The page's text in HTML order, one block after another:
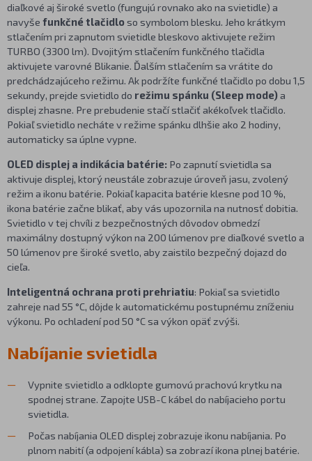
diaľkové aj široké svetlo (fungujú rovnako ako na svietidle) a
navyše funkčné tlačidlo so symbolom blesku. Jeho krátkym
stlačením pri zapnutom svietidle bleskovo aktivujete režim
TURBO (3300 lm). Dvojitým stlačením funkčného tlačidla
aktivujete varovné Blikanie. Ďalším stlačením sa vrátite do
predchádzajúceho režimu. Ak podržíte funkčné tlačidlo po dobu 1,5
sekundy, prejde svietidlo do režimu spánku (Sleep mode)a
displej zhasne. Pre prebudenie stačí stlačiť akékoľvek tlačidlo.
Pokiaľ svietidlo necháte v režime spánku dlhšie ako 2 hodiny,
automaticky sa úplne vypne.
OLED displej a indikácia batérie: Po zapnutí svietidla sa
aktivuje displej, ktorý neustále zobrazuje úroveň jasu, zvolený
režim a ikonu batérie. Pokiaľ kapacita batérie klesne pod 10 %,
ikona batérie začne blikať, aby vás upozornila na nutnosť dobitia.
Svietidlo v tej chvíli z bezpečnostných dôvodov obmedzí
maximálny dostupný výkon na 200 lúmenov pre diaľkové svetlo a
50 lúmenov pre široké svetlo, aby zaistilo bezpečný dojazd do
cieľa.
Inteligentná ochrana proti prehriatiu: Pokiaľ sa svietidlo
zahreje nad 55 °C, dôjde k automatickému postupnému zníženiu
výkonu. Po ochladení pod 50 °C sa výkon opäť zvýši.
Nabíjanie svietidla
Vypnite svietidlo a odklopte gumovú prachovú krytku na
spodnej strane. Zapojte USB-C kábel do nabíjacieho portu
svietidla.
Počas nabíjania OLED displej zobrazuje ikonu nabíjania. Po
plnom nabití (a odpojení kábla) sa zobrazí ikona plnej batérie.